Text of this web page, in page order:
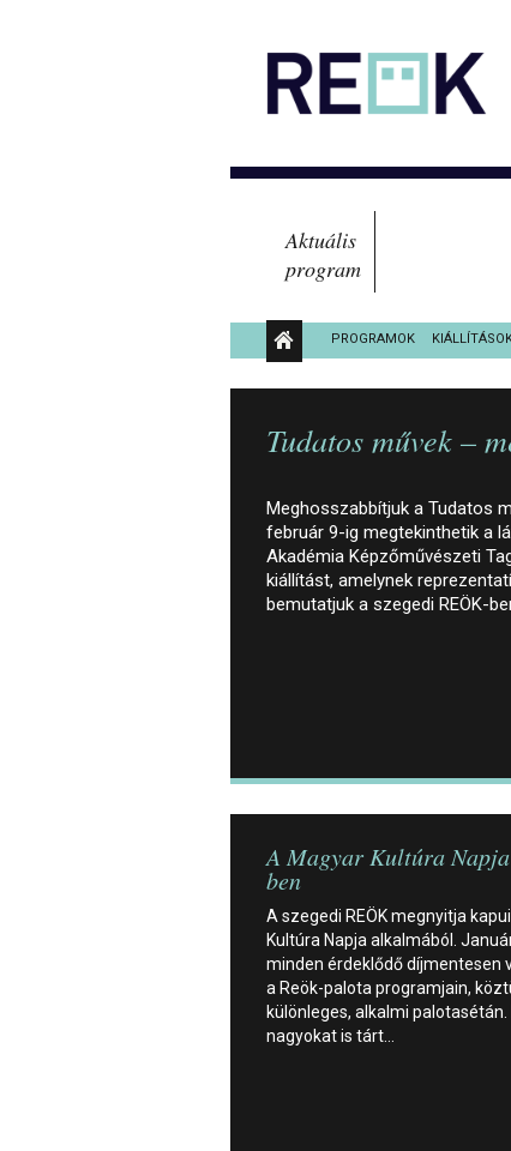
Aktuális
program
PROGRAMOK
KÖZÉRDEKŰ ADATOK
Tudatos művek –
Meghosszabbítjuk a Tudatos
február 9-ig megtekinthetik a
Akadémia Képzőművészeti
kiállítást, amelynek
bemutatjuk a szegedi REÖK-
A Magyar Kultúra
ben
A szegedi REÖK megnyitja
Kultúra Napja alkalmából.
minden érdeklődő díjmentesen
a Reök-palota programjain,
különleges, alkalmi palotasétán.
nagyokat is tárt…